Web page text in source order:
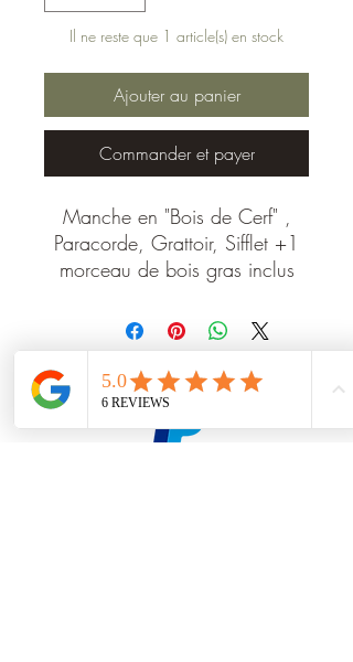
Il ne reste que 1 article(s) en stock
Ajouter au panier
Commander et payer
Manche en "Bois de Cerf" ,
Paracorde, Grattoir, Sifflet +1
morceau de bois gras inclus